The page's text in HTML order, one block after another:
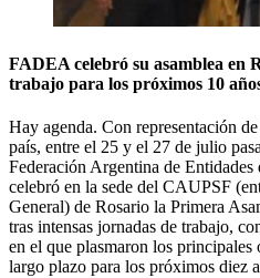
FADEA celebró su asamblea en
trabajo para los próximos 10
Hay agenda. Con representación
país, entre el 25 y el 27 de julio
Federación Argentina de
celebró en la sede del CAUPSF
General) de Rosario la Primera
tras intensas jornadas de trabajo,
en el que plasmaron los
largo plazo para los próximos diez